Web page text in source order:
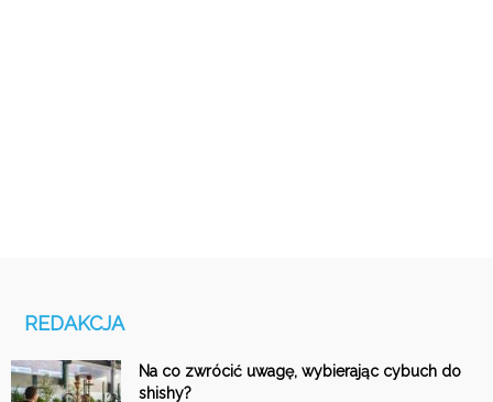
REDAKCJA
Na co zwrócić uwagę, wybierając cybuch do
shishy?